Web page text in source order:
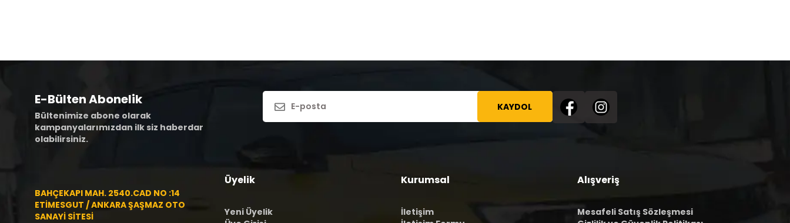
E-Bülten Abonelik
Bültenimize abone olarak
kampanyalarımızdan ilk siz haberdar
olabilirsiniz.
KAYDOL
BAHÇEKAPI MAH. 2540.CAD NO :14
ETİMESGUT / ANKARA ŞAŞMAZ OTO
SANAYİ SİTESİ
Üyelik
Yeni Üyelik
Kurumsal
İletişim
Alışveriş
Mesafeli Satış Sözleşmesi